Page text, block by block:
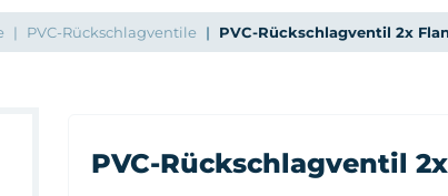
PVC-Rückschlagventile PVC-Rückschlagventil 2x
PVC-Rückschlagventil